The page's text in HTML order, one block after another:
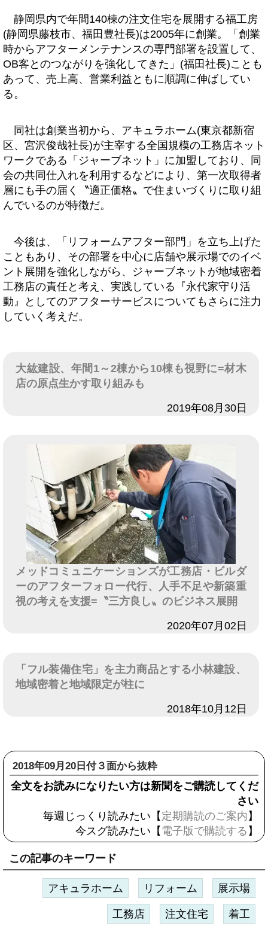
静岡県内で年間140棟の注文住宅を展開する福工房
(静岡県藤枝市、福田豊社長)は2005年に創業。「創業
時からアフターメンテナンスの専門部署を設置して、
OB客とのつながりを強化してきた」(福田社長)ことも
あって、売上高、営業利益ともに順調に伸ばしてい
る。
同社は創業当初から、アキュラホーム(東京都新宿
区、宮沢俊哉社長)が主宰する全国規模の工務店ネット
ワークである「ジャーブネット」に加盟しており、同
会の共同仕入れを利用するなどにより、第一次取得者
層にも手の届く〝適正価格〟で住まいづくりに取り組
んでいるのが特徴だ。
今後は、「リフォームアフター部門」を立ち上げた
こともあり、その部署を中心に店舗や展示場でのイベ
ント展開を強化しながら、ジャーブネットが地域密着
工務店の責任と考え、実践している『永代家守り活
動』としてのアフターサービスについてもさらに注力
していく考えだ。
大紘建設、年間1～2棟から10棟も視野に=材木
店の原点生かす取り組みも
2019年08月30日
メッドコミュニケーションズが工務店・ビルダ
ーのアフターフォロー代行、人手不足や新築重
視の考えを支援=〝三方良し〟のビジネス展開
2020年07月02日
「フル装備住宅」を主力商品とする小林建設、
地域密着と地域限定が柱に
2018年10月12日
2018年09月20日付３面から抜粋
全文をお読みになりたい方は新聞をご購読してくだ
さい
毎週じっくり読みたい【 定期購読のご案内 】
今スグ読みたい【 電子版で購読する 】
この記事のキーワード
アキュラホーム リフォーム 展示場
工務店 注文住宅 着工